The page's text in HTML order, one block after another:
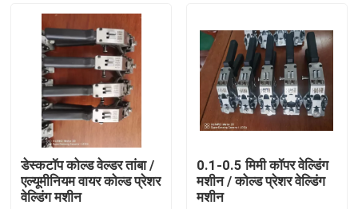
हमसे संपर्क करें
एक उद्धरण का अनुरोध करें
केबल एक्सट्रूडर मशीन
वायर एक्सट्रूडर मशीन
डेस्कटॉप कोल्ड वेल्डर तांबा /
एल्यूमीनियम वायर कोल्ड प्रेशर
वेल्डिंग मशीन
0.1-0.5 मिमी कॉपर वेल्डिंग
मशीन / कोल्ड प्रेशर वेल्डिंग
मशीन